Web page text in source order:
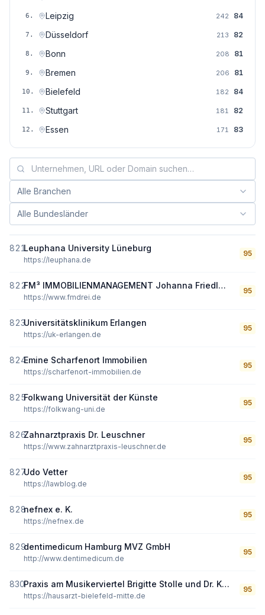
6 . Leipzig 242 84
7 . Düsseldorf 213 82
8 . Bonn 208 81
9 . Bremen 206 81
10 . Bielefeld 182 84
11 . Stuttgart 181 82
12 . Essen 171 83
Branche filtern:
Alle Branchen
Bundesland filtern:
Alle Bundesländer
821Leuphana University Lüneburg
https://leuphana.de
95
822 FM³ IMMOBILIENMANAGEMENT Johanna Friedlmaier
https://www.fmdrei.de
95
823Universitätsklinikum Erlangen
https://uk-erlangen.de
95
824Emine Scharfenort Immobilien
https://scharfenort-immobilien.de
95
825Folkwang Universität der Künste
https://folkwang-uni.de
95
826Zahnarztpraxis Dr. Leuschner
https://www.zahnarztpraxis-leuschner.de
95
827Udo Vetter
https://lawblog.de
95
828nefnex e. K.
https://nefnex.de
95
829dentimedicum Hamburg MVZ GmbH
http://www.dentimedicum.de
95
830 Praxis am Musikerviertel Brigitte Stolle und Dr. Katharina Selbach
https://hausarzt-bielefeld-mitte.de
95